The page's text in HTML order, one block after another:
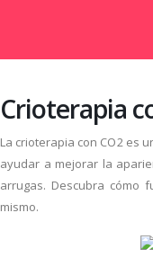
Crioterapia
La crioterapia con CO2 es
ayudar a mejorar la
arrugas. Descubra cómo
mismo.